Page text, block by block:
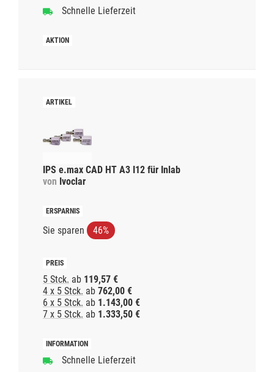
Schnelle Lieferzeit
IPS e.max CAD HT A3 I12 für Inlab
von Ivoclar
Sie sparen 46%
5 Stck. ab 119,57 €
4 x 5 Stck. ab 762,00 €
6 x 5 Stck. ab 1.143,00 €
7 x 5 Stck. ab 1.333,50 €
Schnelle Lieferzeit